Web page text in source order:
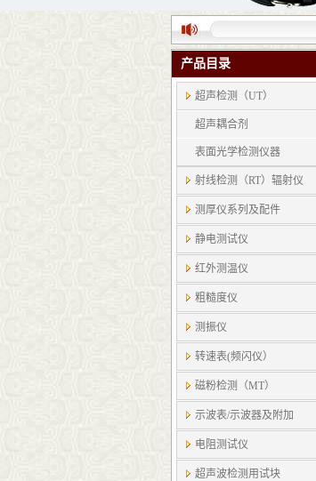
产品目录
超声检测（UT）
超声耦合剂
表面光学检测仪器
射线检测（RT）辐射仪
测厚仪系列及配件
静电测试仪
红外测温仪
粗糙度仪
测振仪
转速表(频闪仪）
磁粉检测（MT）
示波表/示波器及附加
电阻测试仪
超声波检测用试块